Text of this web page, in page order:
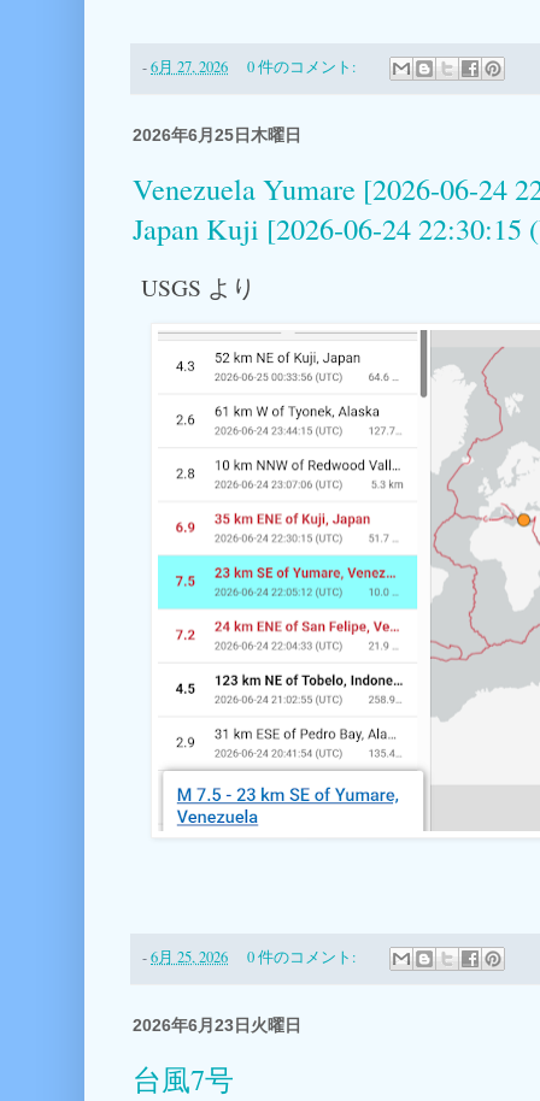
-6月 27, 2026 0 件のコメント:
2026年6月25日木曜日
Venezuela Yumare [2026-06-24
Japan Kuji [2026-06-24 22:30:15
USGS より
-6月 25, 2026 0 件のコメント:
2026年6月23日火曜日
台風7号